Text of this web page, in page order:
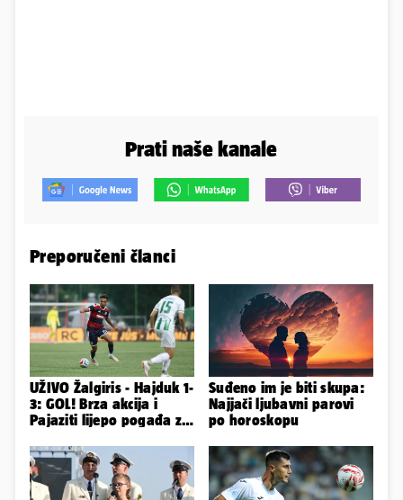
Prati naše kanale
Preporučeni članci
UŽIVO Žalgiris - Hajduk 1-
3: GOL! Brza akcija i
Pajaziti lijepo pogađa za
Suđeno im je biti skupa:
Najjači ljubavni parovi
po horoskopu